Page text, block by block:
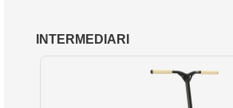
INTERMEDIARI